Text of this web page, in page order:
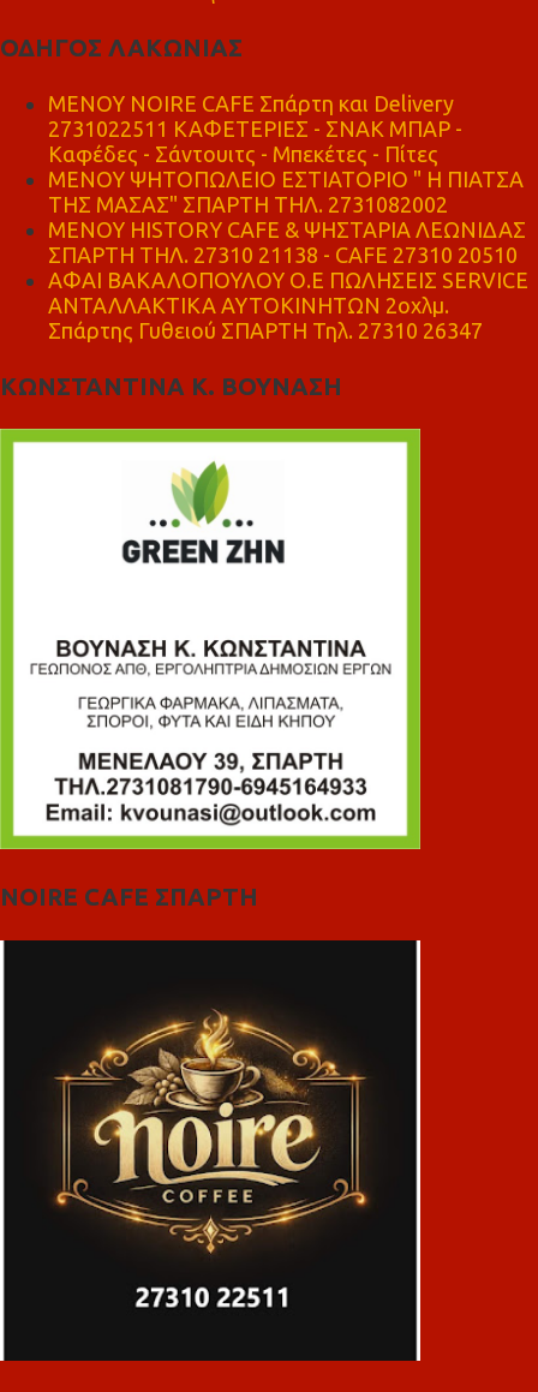
ΟΔΗΓΟΣ ΛΑΚΩΝΙΑΣ
MENOY NOIRE CAFE Σπάρτη και Delivery
2731022511 ΚΑΦΕΤΕΡΙΕΣ - ΣΝΑΚ ΜΠΑΡ -
Καφέδες - Σάντουιτς - Μπεκέτες - Πίτες
ΜΕΝΟΥ ΨΗΤΟΠΩΛΕΙΟ ΕΣΤΙΑΤΟΡΙΟ " Η ΠΙΑΤΣΑ
ΤΗΣ ΜΑΣΑΣ" ΣΠΑΡΤΗ ΤΗΛ. 2731082002
ΜΕΝΟΥ HISTORY CAFE & ΨΗΣΤΑΡΙΑ ΛΕΩΝΙΔΑΣ
ΣΠΑΡΤΗ ΤΗΛ. 27310 21138 - CAFE 27310 20510
ΑΦΑΙ ΒΑΚΑΛΟΠΟΥΛΟΥ Ο.Ε ΠΩΛΗΣΕΙΣ SERVICE
ΑΝΤΑΛΛΑΚΤΙΚΑ ΑΥΤΟΚΙΝΗΤΩΝ 2οχλμ.
Σπάρτης Γυθειού ΣΠΑΡΤΗ Τηλ. 27310 26347
ΚΩΝΣΤΑΝΤΙΝΑ Κ. ΒΟΥΝΑΣΗ
NOIRE CAFE ΣΠΑΡΤΗ